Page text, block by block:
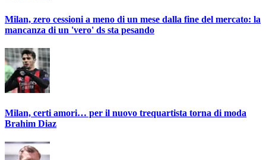
Milan, zero cessioni a meno di un mese dalla fine del mercato: la
mancanza di un 'vero' ds sta pesando
Milan, certi amori… per il nuovo trequartista torna di moda
Brahim Diaz